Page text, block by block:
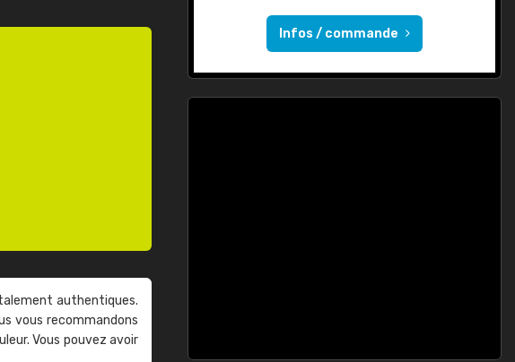
authentiques.
vous recommandons
Vous pouvez avoir
Infos / commande